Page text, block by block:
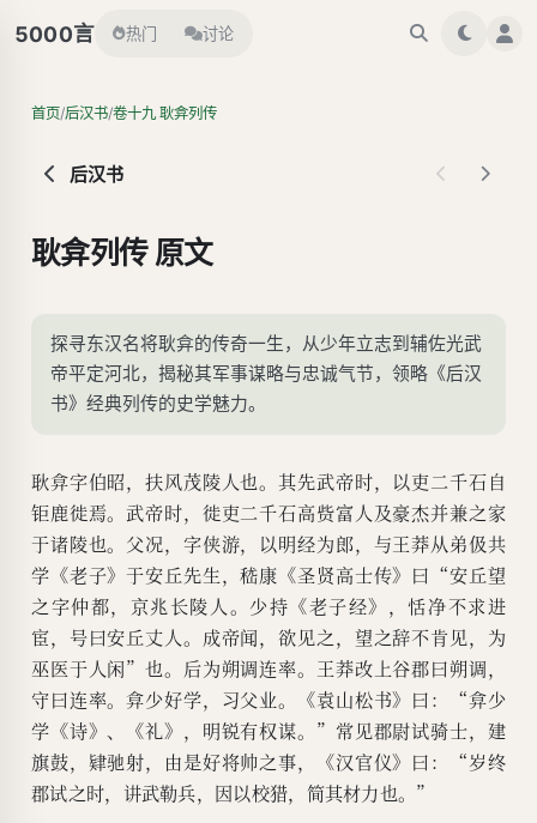
5000言 热门 讨论
首页/后汉书/卷十九 耿弇列传
后汉书
耿弇列传 原文
探寻东汉名将耿弇的传奇一生，从少年立志到辅佐光武
帝平定河北，揭秘其军事谋略与忠诚气节，领略《后汉
书》经典列传的史学魅力。
耿弇字伯昭，扶风茂陵人也。其先武帝时，以吏二千石自
钜鹿徙焉。武帝时，徙吏二千石高赀富人及豪杰并兼之家
于诸陵也。父况，字侠游，以明经为郎，与王莽从弟伋共
学《老子》于安丘先生，嵇康《圣贤高士传》曰“安丘望
之字仲都，京兆长陵人。少持《老子经》，恬净不求进
宦，号曰安丘丈人。成帝闻，欲见之，望之辞不肯见，为
巫医于人闲”也。后为朔调连率。王莽改上谷郡曰朔调，
守曰连率。弇少好学，习父业。《袁山松书》曰：“弇少
学《诗》、《礼》，明锐有权谋。”常见郡尉试骑士，建
旗鼓，肄驰射，由是好将帅之事，《汉官仪》曰：“岁终
郡试之时，讲武勒兵，因以校猎，简其材力也。”